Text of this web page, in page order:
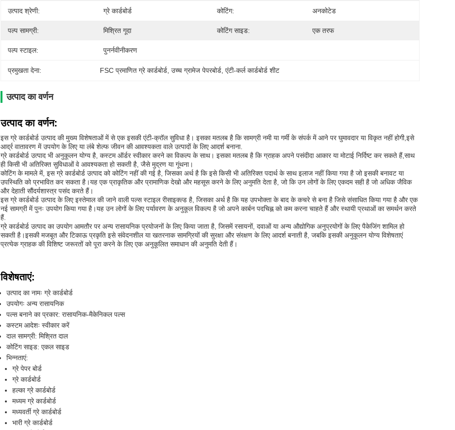
उत्पाद श्रेणी: ग्रे कार्डबोर्ड कोटिंग: अनकोटेड
पल्प सामग्री: मिश्रित गूदा कोटिंग साइड: एक तरफ
पल्प स्टाइल: पुनर्नवीनीकरण
प्रमुखता देना: FSC प्रमाणित ग्रे कार्डबोर्ड , उच्च ग्रामेज पेपरबोर्ड , एंटी-कर्ल कार्डबोर्ड शीट
उत्पाद का वर्णन
उत्पाद का वर्णन:
इस ग्रे कार्डबोर्ड उत्पाद की मुख्य विशेषताओं में से एक इसकी एंटी-क्रॉल सुविधा है। इसका मतलब है कि सामग्री नमी या गर्मी के संपर्क में आने पर घुमावदार या विकृत नहीं होगी,इसे
आर्द्र वातावरण में उपयोग के लिए या लंबे शेल्फ जीवन की आवश्यकता वाले उत्पादों के लिए आदर्श बनाना.
ग्रे कार्डबोर्ड उत्पाद भी अनुकूलन योग्य है, कस्टम ऑर्डर स्वीकार करने का विकल्प के साथ। इसका मतलब है कि ग्राहक अपने पसंदीदा आकार या मोटाई निर्दिष्ट कर सकते हैं,साथ
ही किसी भी अतिरिक्त सुविधाओं वे आवश्यकता हो सकती है, जैसे मुद्रण या गूंथना।
कोटिंग के मामले में, इस ग्रे कार्डबोर्ड उत्पाद को कोटिंग नहीं की गई है, जिसका अर्थ है कि इसे किसी भी अतिरिक्त पदार्थ के साथ इलाज नहीं किया गया है जो इसकी बनावट या
उपस्थिति को प्रभावित कर सकता है।यह एक प्राकृतिक और प्रामाणिक देखो और महसूस करने के लिए अनुमति देता है, जो कि उन लोगों के लिए एकदम सही है जो अधिक जैविक
और देहाती सौंदर्यशास्त्र पसंद करते हैं।
इस ग्रे कार्डबोर्ड उत्पाद के लिए इस्तेमाल की जाने वाली पल्स स्टाइल रीसाइक्ल्ड है, जिसका अर्थ है कि यह उपभोक्ता के बाद के कचरे से बना है जिसे संसाधित किया गया है और एक
नई सामग्री में पुनः उपयोग किया गया है।यह उन लोगों के लिए पर्यावरण के अनुकूल विकल्प है जो अपने कार्बन पदचिह्न को कम करना चाहते हैं और स्थायी प्रथाओं का समर्थन करते
हैं.
ग्रे कार्डबोर्ड उत्पाद का उपयोग आमतौर पर अन्य रासायनिक प्रयोजनों के लिए किया जाता है, जिसमें रसायनों, दवाओं या अन्य औद्योगिक अनुप्रयोगों के लिए पैकेजिंग शामिल हो
सकती है।इसकी मजबूत और टिकाऊ प्रकृति इसे संवेदनशील या खतरनाक सामग्रियों की सुरक्षा और संरक्षण के लिए आदर्श बनाती है, जबकि इसकी अनुकूलन योग्य विशेषताएं
प्रत्येक ग्राहक की विशिष्ट जरूरतों को पूरा करने के लिए एक अनुकूलित समाधान की अनुमति देती हैं।
विशेषताएं:
उत्पाद का नामः ग्रे कार्डबोर्ड
उपयोगः अन्य रासायनिक
पल्स बनाने का प्रकार: रासायनिक-मैकेनिकल पल्स
कस्टम आदेशः स्वीकार करें
दाल सामग्री: मिश्रित दाल
कोटिंग साइड: एकल साइड
भिन्नताएं:
ग्रे पेपर बोर्ड
ग्रे कार्डबोर्ड
हल्का ग्रे कार्डबोर्ड
मध्यम ग्रे कार्डबोर्ड
मध्यवर्ती ग्रे कार्डबोर्ड
भारी ग्रे कार्डबोर्ड